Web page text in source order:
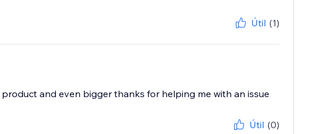
Útil (1)
and even bigger thanks for helping me with an issue
Útil (0)